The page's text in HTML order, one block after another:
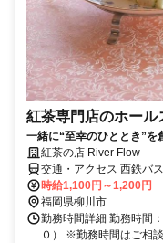
紅茶専門店のホール
一緒に“至幸のひととき”を
紅茶の店 River Flow
交通・アクセス 西鉄バ
時給1,100円～1,200円
福岡県柳川市
勤務時間詳細 勤務時間
０） ※勤務時間はご相談